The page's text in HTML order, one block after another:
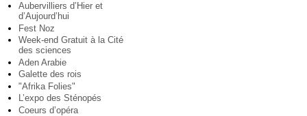
Aubervilliers d’Hier et
d’Aujourd’hui
Fest Noz
Week-end Gratuit à la Cité
des sciences
Aden Arabie
Galette des rois
"Afrika Folies"
L’expo des Sténopés
Coeurs d’opéra